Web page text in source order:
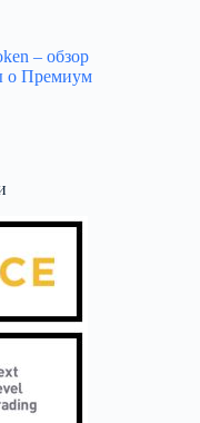
– обзор
о Премиум